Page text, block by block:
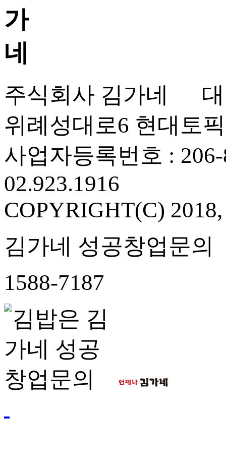
주식회사 김가네
위례성대로6 현대토
사업자등록번호 :
02.923.1916
COPYRIGHT(C)
김가네 성공창업문의
1588-7187